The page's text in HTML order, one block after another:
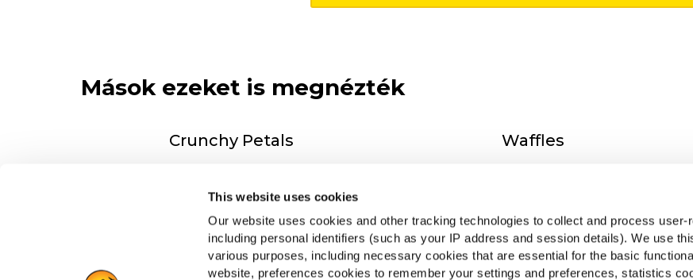
This website uses cookies
Our website uses cookies and other tracking technologies to collect and process user-
including personal identifiers (such as your IP address and session details). We use
various purposes, including necessary cookies that are essential for the basic
website, preferences cookies to remember your settings and preferences, statistics
Mások ezeket is megnézték
Crunchy Petals Waffles
Navigation Driven by Our Roots